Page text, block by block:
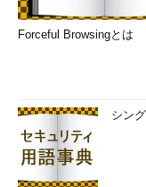
Forceful Browsingとは
シン